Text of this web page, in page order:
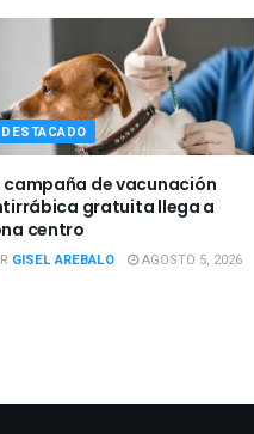
DESTACADO
campaña de vacunación
gratuita llega a
centro
GISEL AREBALO AGOSTO 5, 2026